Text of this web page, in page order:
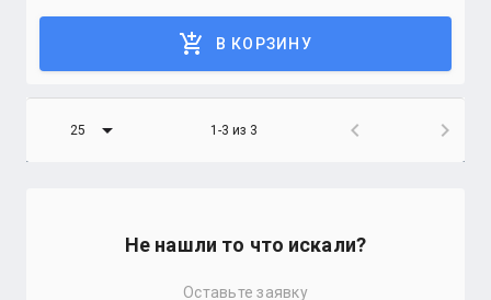
add_shopping_cart В КОРЗИНУ
25 arrow_drop_down 1-3 из 3 chevron_left chevron_right
Не нашли то что искали?
Оставьте заявку